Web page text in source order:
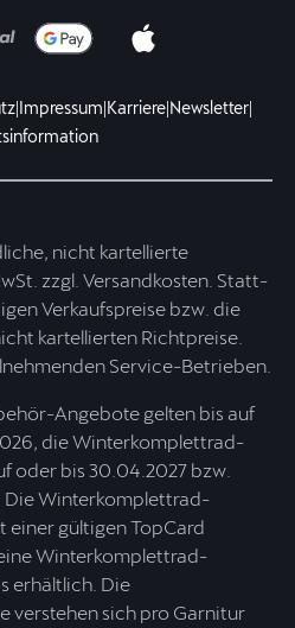
|Impressum|Karriere|Newsletter|
nicht kartellierte
zzgl. Versandkosten. Statt-
Verkaufspreise bzw. die
kartellierten Richtpreise.
Service-Betrieben.
Angebote gelten bis auf
die Winterkomplettrad-
oder bis 30.04.2027 bzw.
Die Winterkomplettrad-
einer gültigen TopCard
Winterkomplettrad-
erhältlich. Die
verstehen sich pro Garnitur